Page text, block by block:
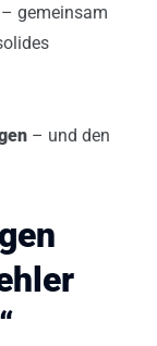
gemeinsam
– und den